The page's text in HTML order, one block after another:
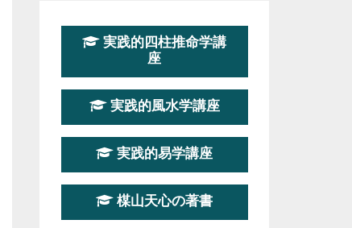
この講座の募集は終了しました。
学講座』
2026-08-22～2026-10-25
この講座はただ今募集中です。
第19期立命塾実践的四柱推
命学講座
2026-03-20～2026-07-19
実践的四柱推命学講
座
実践的風水学講座
実践的易学講座
楳山天心の著書